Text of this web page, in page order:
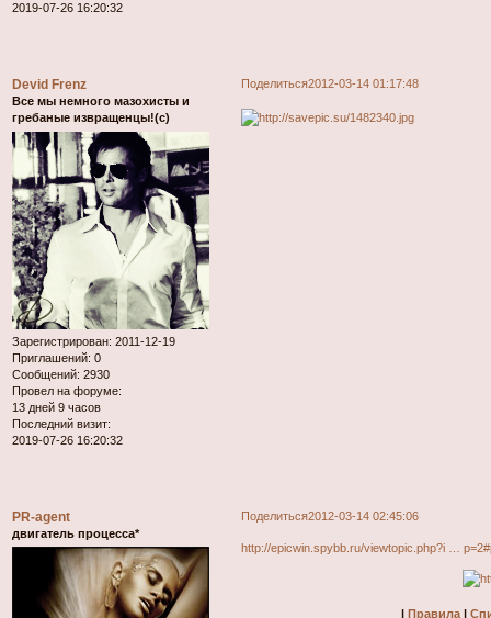
2019-07-26 16:20:32
Поделиться2012-03-14 01:17:48
Devid Frenz
Все мы немного мазохисты и
гребаные извращенцы!(с)
Зарегистрирован: 2011-12-19
Приглашений: 0
Сообщений: 2930
Провел на форуме:
13 дней 9 часов
Последний визит:
2019-07-26 16:20:32
Поделиться2012-03-14 02:45:06
PR-agent
двигатель процесса*
http://epicwin.spybb.ru/viewtopic.php?i …
Правила|